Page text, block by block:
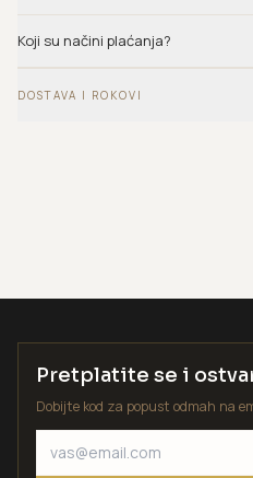
Koji su načini plaćanja?
DOSTAVA I ROKOVI
Pretplatite se i
Dobijte kod za popust odmah na